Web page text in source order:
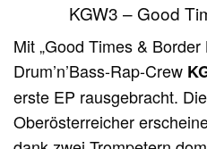
KGW3 – Good
Mit „Good Times &
Drum’n’Bass-Rap-Crew
erste EP rausgebracht.
Oberösterreicher